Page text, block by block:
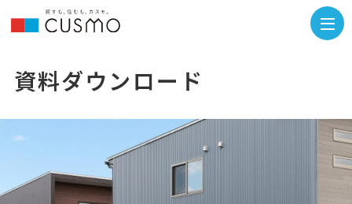
資料ダウンロード